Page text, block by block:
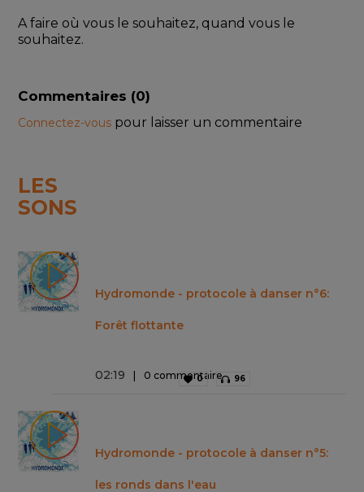
A faire où vous le souhaitez, quand vous le
souhaitez.
Commentaires (0)
Connectez-vous pour laisser un commentaire
LES
SONS
Hydromonde - protocole à danser n°6:
Forêt flottante
02:19 0 commentaire
0 96
Hydromonde - protocole à danser n°5:
les ronds dans l'eau